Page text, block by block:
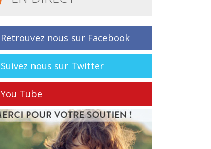
Retrouvez nous sur Facebook
Suivez nous sur Twitter
You Tube